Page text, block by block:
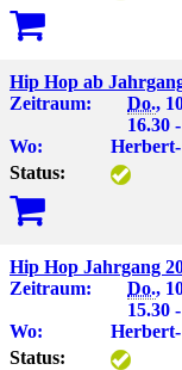
Hip Hop ab
Zeitraum:
Do.,
16.30
Wo:
Status:
Hip Hop Jahrgang
Zeitraum:
Do.,
15.30
Wo:
Status: